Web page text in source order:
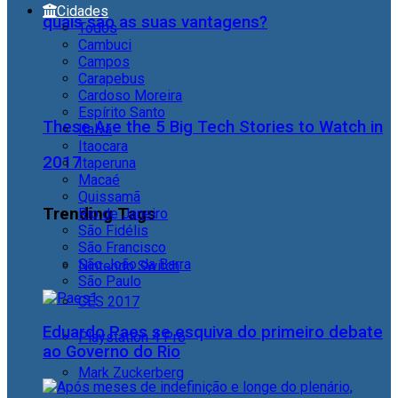
quais são as suas vantagens?
These Are the 5 Big Tech Stories to Watch in
2017
Trending Tags
Nintendo Switch
CES 2017
Playstation 4 Pro
Mark Zuckerberg
Cidades
Todos
Cambuci
Campos
Carapebus
Cardoso Moreira
Espírito Santo
Italva
Itaocara
Itaperuna
Macaé
Quissamã
Rio de Janeiro
São Fidélis
São Francisco
São João da Barra
São Paulo
Eduardo Paes se esquiva do primeiro debate
ao Governo do Rio